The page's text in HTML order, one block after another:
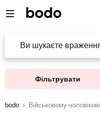
Ви шукаєте
Фільтрувати
bodo Військовому-чоловікові